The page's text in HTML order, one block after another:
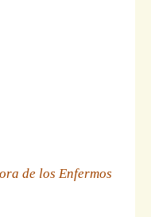
de los Enfermos